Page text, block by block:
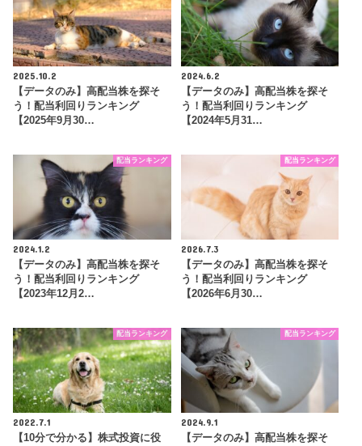
2025.10.2
【データのみ】高配当株を探そ
う！配当利回りランキング
【2025年9月30…
2024.6.2
【データのみ】高配当株を探そ
う！配当利回りランキング
【2024年5月31…
配当ランキング
2024.1.2
【データのみ】高配当株を探そ
う！配当利回りランキング
【2023年12月2…
配当ランキング
2026.7.3
【データのみ】高配当株を探そ
う！配当利回りランキング
【2026年6月30…
配当ランキング
2022.7.1
【10分で分かる】株式投資に役
配当ランキング
2024.9.1
【データのみ】高配当株を探そ